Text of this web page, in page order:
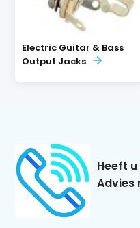
Electric Guitar & Bass
Output Jacks
Heeft
Advies